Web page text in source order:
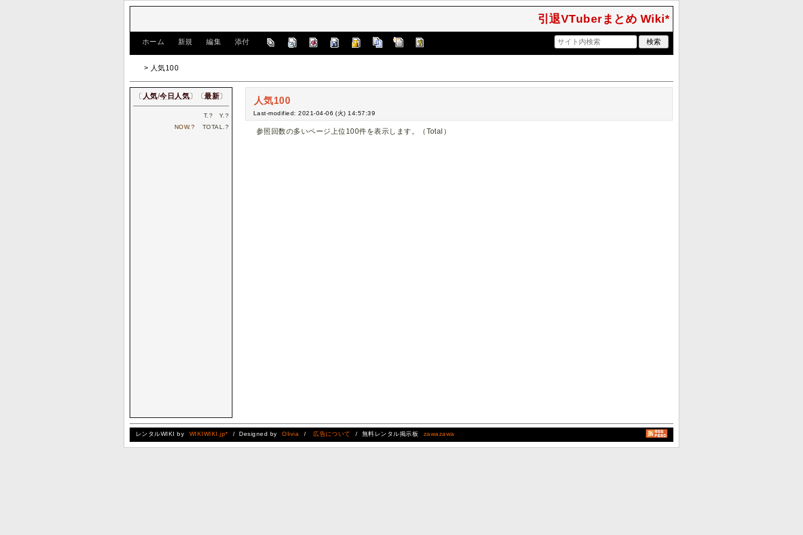
引退VTuberまとめ Wiki*
ホーム 新規 編集 添付
> 人気100
人気100
Last-modified: 2021-04-06 (火) 14:57:39
参照回数の多いページ上位100件を表示します。（Total）
〔 人気/今日人気〕〔最新〕
T. ? Y. ?
NOW.? TOTAL. ?
レンタルWIKI by WIKIWIKI.jp* / Designed by Olivia / 広告について / 無料レンタル掲示板 zawazawa